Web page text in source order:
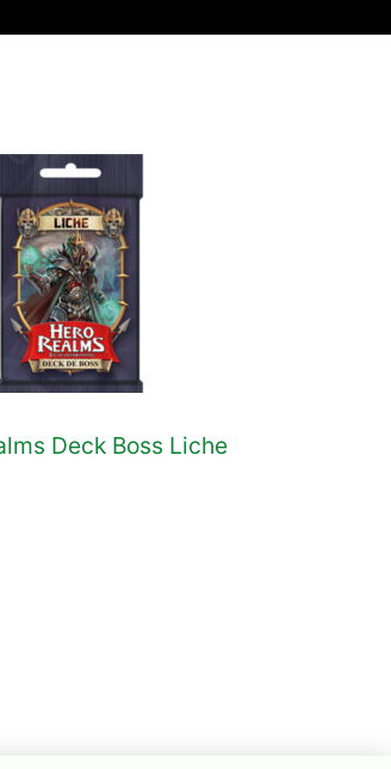
Deck Boss Liche